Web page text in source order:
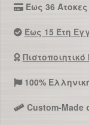
Έως 36
Έως 15 Έτη
Πιστοποιητικό
100%
Custom-Made